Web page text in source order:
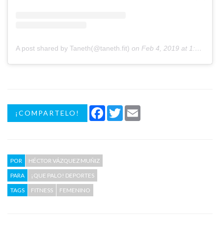
A post shared by Taneth(@taneth.fit) on Feb 4, 2019 at 1:52pm PST
¡COMPARTELO! Facebook
Twitter
POR
HÉCTOR VÁZQUEZ MUÑIZ
PARA
¡QUE PALO! DEPORTES
TAGS
FITNESS FEMENINO